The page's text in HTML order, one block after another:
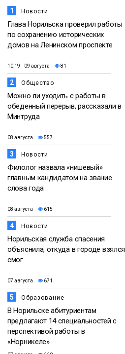
1 Новости
Глава Норильска проверил работы
по сохранению исторических
домов на Ленинском проспекте
10:19 09 августа 81
2 Общество
Можно ли уходить с работы в
обеденный перерыв, рассказали в
Минтруда
08 августа 557
3 Новости
Филолог назвала «нишевый»
главным кандидатом на звание
слова года
08 августа 615
4 Новости
Норильская служба спасения
объяснила, откуда в городе взялся
смог
07 августа 671
5 Образование
В Норильске абитуриентам
предлагают 14 специальностей с
перспективой работы в
«Норникеле»